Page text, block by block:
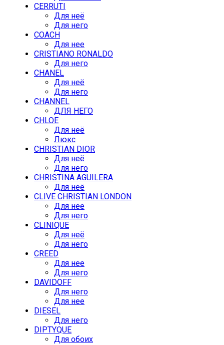
CERRUTI
Для неё
Для него
COACH
Для нее
CRISTIANO RONALDO
Для него
CHANEL
Для неё
Для него
CHANNEL
ДЛЯ НЕГО
CHLOE
Для неё
Люкс
CHRISTIAN DIOR
Для неё
Для него
CHRISTINA AGUILERA
Для неё
CLIVE CHRISTIAN LONDON
Для нее
Для него
CLINIQUE
Для неё
Для него
CREED
Для нее
Для него
DAVIDOFF
Для него
Для нее
DIESEL
Для него
DIPTYQUE
Для обоих